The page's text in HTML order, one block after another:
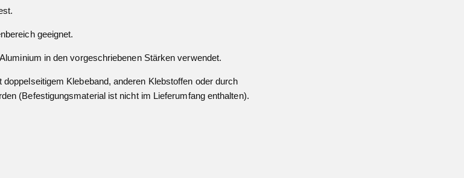
geeignet.
in den vorgeschriebenen Stärken verwendet.
Klebeband, anderen Klebstoffen oder durch
(Befestigungsmaterial ist nicht im Lieferumfang enthalten).